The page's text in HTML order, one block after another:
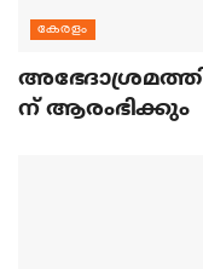
കേരളം
ന് ആരംഭിക്കും